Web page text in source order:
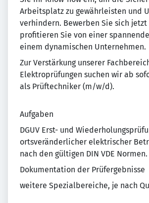
Arbeitsplatz zu gewährleisten und
verhindern. Bewerben Sie sich jetzt
profitieren Sie von einer
einem dynamischen Unternehmen.
Zur Verstärkung unserer
Elektroprüfungen suchen wir ab
als Prüftechniker (m/w/d).
Aufgaben
DGUV Erst- und
ortsveränderlicher elektrischer
nach den gültigen DIN VDE Normen.
Dokumentation der Prüfergebnisse
weitere Spezialbereiche, je nach